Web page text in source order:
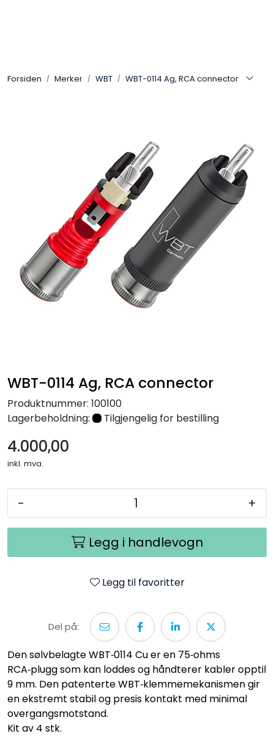
Forsiden Merker WBT WBT-0114 Ag, RCA connector
WBT-0114 Ag, RCA connector
Produktnummer: 100100
Lagerbeholdning:
Tilgjengelig for bestilling
4.000,00
inkl. mva.
- +
Legg i handlevogn
Legg til favoritter
Del på:
Den sølvbelagte WBT‑0114 Cu er en 75‑ohms
RCA‑plugg som kan loddes og håndterer kabler opptil
9 mm. Den patenterte WBT‑klemmemekanismen gir
en ekstremt stabil og presis kontakt med minimal
overgangsmotstand.
Kit av 4 stk.
SONOS
Kabler
Nettverk